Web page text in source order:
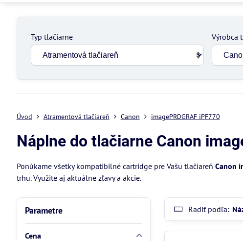
Typ tlačiarne Výrobca
Úvod Atramentová tlačiareň Canon imagePROGRAF iPF770
Náplne do tlačiarne Canon
Ponúkame všetky kompatibilné cartridge pre Vašu tlačiareň Canon
trhu. Využite aj aktuálne zľavy a akcie.
Radiť podľa:
Parametre
Cena